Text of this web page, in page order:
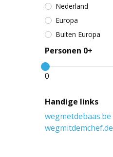
Nederland
Europa
Buiten Europa
Personen 0+
0
Handige links
wegmetdebaas.be
wegmitdemchef.de